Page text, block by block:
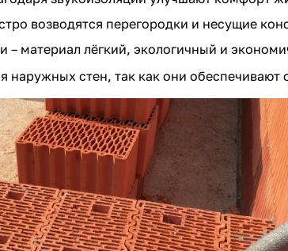
возводятся перегородки и несущие
– материал лёгкий, экологичный и
наружных стен, так как они